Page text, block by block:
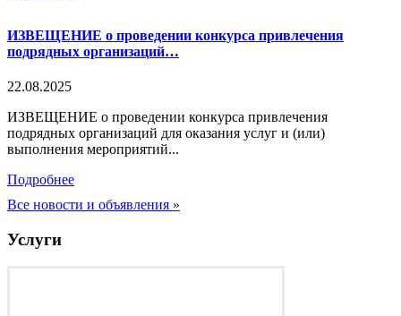
ИЗВЕЩЕНИЕ о проведении конкурса привлечения
подрядных организаций…
22.08.2025
ИЗВЕЩЕНИЕ о проведении конкурса привлечения
подрядных организаций для оказания услуг и (или)
выполнения мероприятий...
Подробнее
Все новости и объявления »
Услуги